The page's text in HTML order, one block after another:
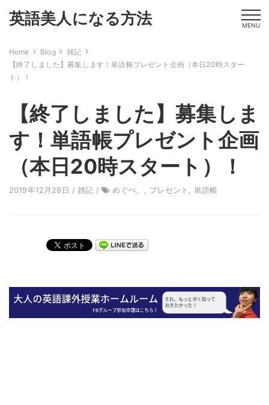
英語美人になる方法 MENU
Home Blog
雑記
【終了しました】募集します！単語帳プレゼント企画（本日20時スター
ト）！
【終了しました】募集しま
す！単語帳プレゼント企画
（本日20時スタート）！
2019年12月29日 /雑記 / めぐぺ。 プレセント 単語帳